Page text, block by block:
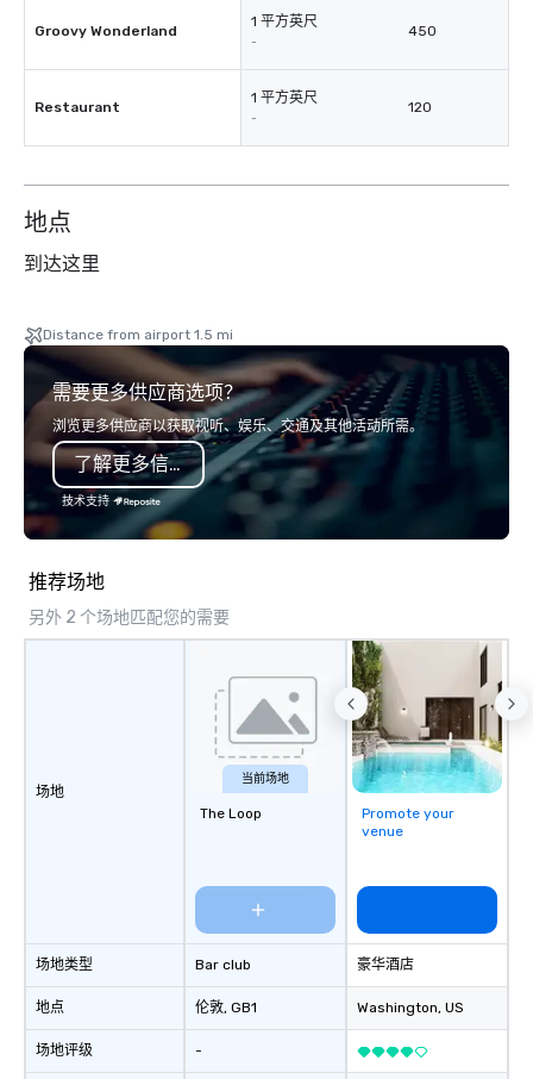
Groovy Wonderland
1 平方英尺
-
450
Restaurant
1 平方英尺
-
120
地点
到达这里
Distance from airport 1.5 mi
需要更多供应商选项？
浏览更多供应商以获取视听、娱乐、交通及其他活动所需。
了解更多信息
技术支持
推荐场地
另外 2 个场地匹配您的需要
场地
场地类型
地点
场地评级
当前场地
The Loop
Bar club
伦敦, GB1
-
Promote your
venue
豪华酒店
Washington, US